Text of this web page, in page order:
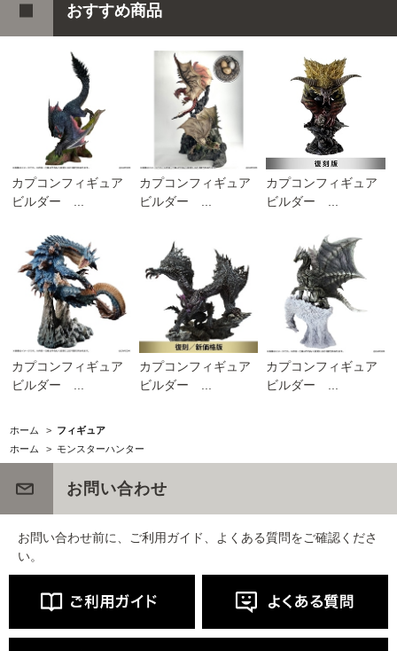
おすすめ商品
カプコンフィギュア
ビルダー ...
カプコンフィギュア
ビルダー ...
カプコンフィギュア
ビルダー ...
カプコンフィギュア
ビルダー ...
カプコンフィギュア
ビルダー ...
カプコンフィギュア
ビルダー ...
ホーム > フィギュア
ホーム
> モンスターハンター
お問い合わせ
お問い合わせ前に、ご利用ガイド、よくある質問をご確認くださ
い。